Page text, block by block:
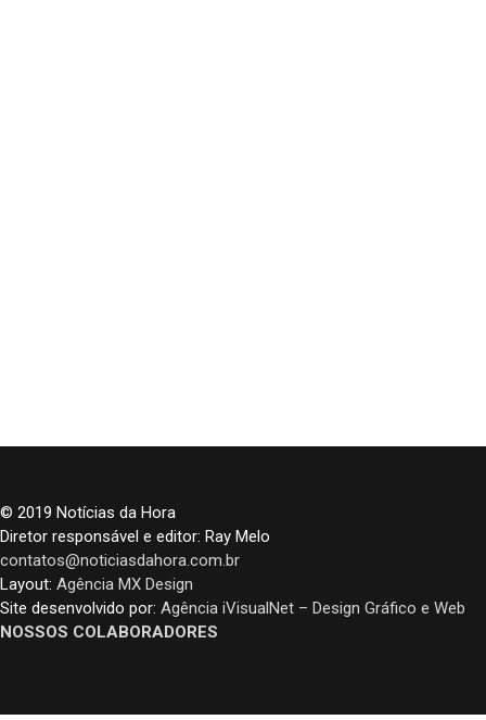
© 2019 Notícias da Hora
Diretor responsável e editor: Ray Melo
contatos@noticiasdahora.com.br
Layout: Agência MX Design
Site desenvolvido por: Agência iVisualNet – Design Gráfico e Web
NOSSOS COLABORADORES